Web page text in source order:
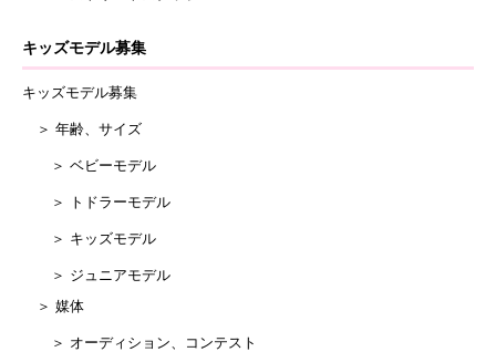
キッズモデル募集
キッズモデル募集
＞ 年齢、サイズ
＞ ベビーモデル
＞ トドラーモデル
＞ キッズモデル
＞ ジュニアモデル
＞ 媒体
＞ オーディション、コンテスト